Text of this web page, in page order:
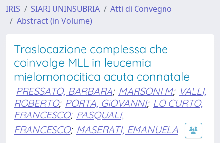
IRIS SIARI UNINSUBRIA
Atti di Convegno
Abstract (in Volume)
Traslocazione complessa che
coinvolge MLL in leucemia
mielomonocitica acuta connatale
PRESSATO, BARBARA; MARSONI M; VALLI,
ROBERTO; PORTA, GIOVANNI; LO CURTO,
FRANCESCO; PASQUALI,
FRANCESCO; MASERATI, EMANUELA